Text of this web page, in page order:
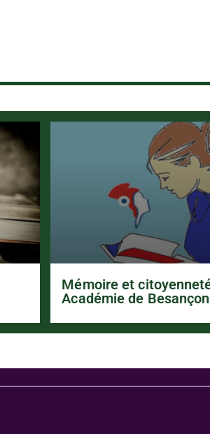
Mémoire et
Académie de Besançon